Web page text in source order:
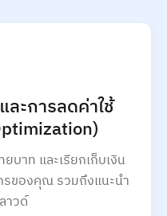
ละการลดค่าใช้
ยบาท และเรียกเก็บเงิน
รของคุณ รวมถึงแนะนำ
าวด์